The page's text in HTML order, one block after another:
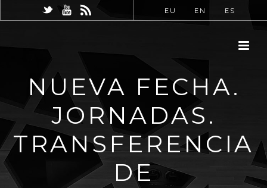
EU EN ES
NUEVA FECHA.
JORNADAS.
TRANSFERENCIA
DE